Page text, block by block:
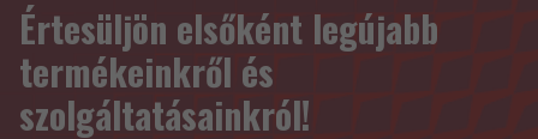
Értesüljön elsőként legújabb
termékeinkről és
szolgáltatásainkról!